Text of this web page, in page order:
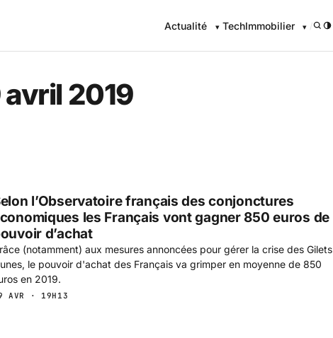
L'information économique
Actualité TechImmobilier /
2019
l’Observatoire français des conjonctures
les Français vont gagner 850 euros de
d’achat
(notamment) aux mesures annoncées pour gérer la crise des Gilets
le pouvoir d'achat des Français va grimper en moyenne de 850
en 2019.
AVR · 19H13